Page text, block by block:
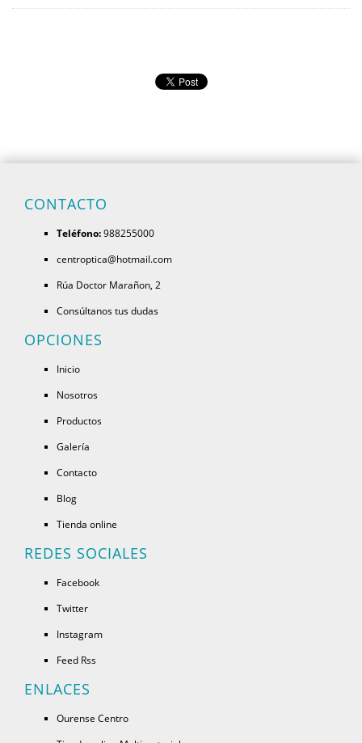
CONTACTO
Teléfono:988255000
centroptica@hotmail.com
Rúa Doctor Marañon, 2
Consúltanos tus dudas
OPCIONES
Inicio
Nosotros
Productos
Galería
Contacto
Blog
Tienda online
REDES SOCIALES
Facebook
Twitter
Instagram
Feed Rss
ENLACES
Ourense Centro